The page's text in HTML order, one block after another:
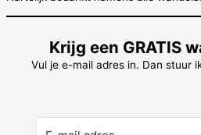
Krijg een GRATIS
Vul je e-mail adres in. Dan stuur